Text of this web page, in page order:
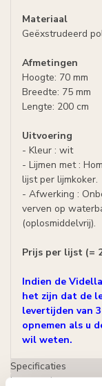
Materiaal
Geëxstrudeerd
Afmetingen
Hoogte: 70 mm
Breedte: 75 mm
Lengte: 200 cm
Uitvoering
- Kleur : wit
- Lijmen met :
lijst per lijmkoker.
- Afwerking :
verven op
(oplosmiddelvrij).
Prijs per lijst (=
Indien de
het zijn dat de
levertijden van
opnemen als u
wil weten.
Specificaties
Leverancier